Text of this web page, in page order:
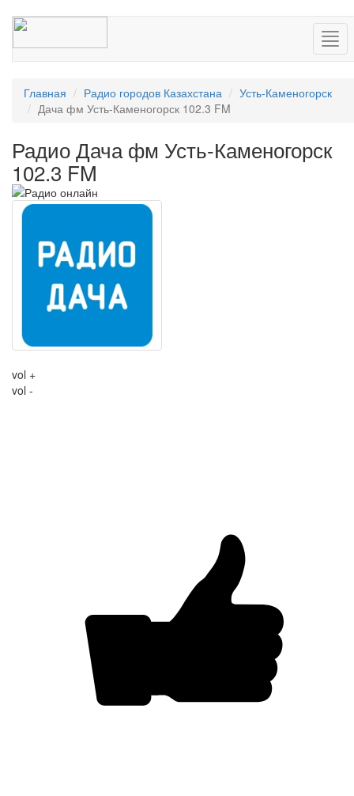
Главная Радио городов Казахстана
Усть-Каменогорск
Дача фм Усть-Каменогорск 102.3 FM
Радио Дача фм Усть-Каменогорск
102.3 FM
vol +
vol -